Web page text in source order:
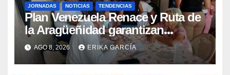
JORNADAS NOTICIAS TENDENCIAS
Plan Venezuela Renace y Ruta de
la Aragüeñidad garantizan
atención médica integral en
Aragua
AGO 8, 2026 ERIKA GARCÍA